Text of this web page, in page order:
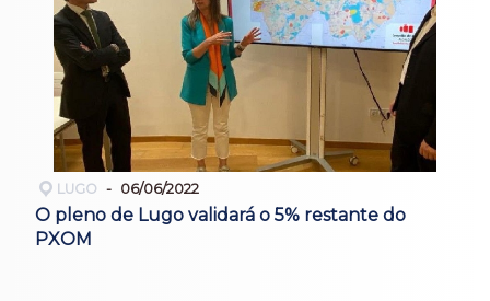
LUGO 06/06/2022
O pleno de Lugo validará o 5% restante do
PXOM